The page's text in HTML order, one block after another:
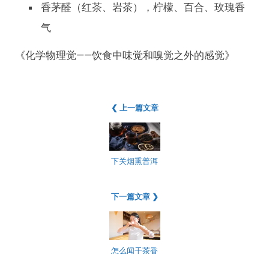
香茅醛（红茶、岩茶），柠檬、百合、玫瑰香
气
《化学物理觉——饮食中味觉和嗅觉之外的感觉》
❮ 上一篇文章
下关烟熏普洱
下一篇文章 ❯
怎么闻干茶香